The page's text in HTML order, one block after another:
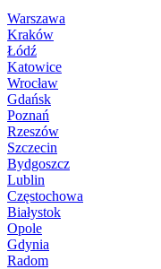
Warszawa
Kraków
Łódź
Katowice
Wrocław
Gdańsk
Poznań
Rzeszów
Szczecin
Bydgoszcz
Lublin
Częstochowa
Białystok
Opole
Gdynia
Radom